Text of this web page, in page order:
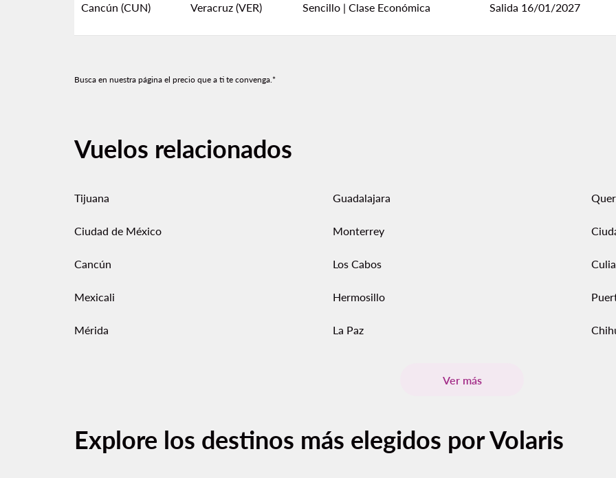
Cancún (CUN) Veracruz (VER) Sencillo | Clase Económica Salida 16/01/2027
Busca en nuestra página el precio que a ti te convenga.*
Vuelos relacionados
Tijuana Guadalajara
Ciudad de México Monterrey
Cancún Los Cabos
Mexicali Hermosillo
Mérida La Paz
Ver más
Explore los destinos más elegidos por Volaris